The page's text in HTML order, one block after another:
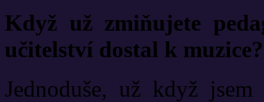
Když už zmiňujete
učitelství dostal k muzice?
Jednoduše, už když